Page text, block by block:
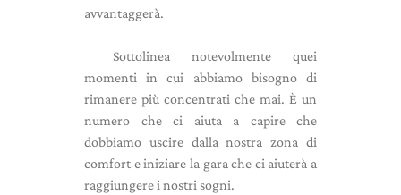
avvantaggerà.
Sottolinea notevolmente quei
momenti in cui abbiamo bisogno di
rimanere più concentrati che mai. È un
numero che ci aiuta a capire che
dobbiamo uscire dalla nostra zona di
comfort e iniziare la gara che ci aiuterà a
raggiungere i nostri sogni.